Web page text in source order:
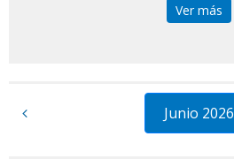
Ver más
Junio 2026